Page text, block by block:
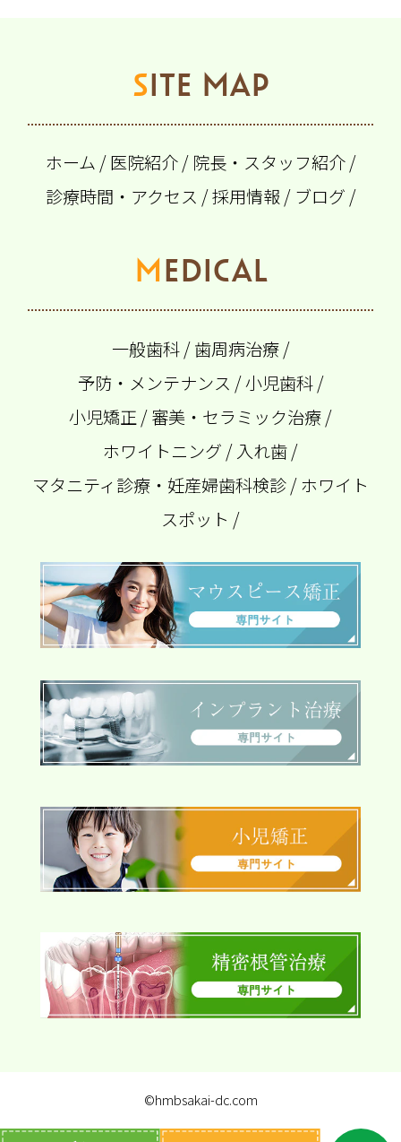
SITE MAP
ホーム /医院紹介/ 院長・スタッフ紹介/
診療時間・アクセス /採用情報 / ブログ /
MEDICAL
一般歯科/歯周病治療/
予防・メンテナンス /小児歯科/
小児矯正 /審美・セラミック治療/
ホワイトニング / 入れ歯/
マタニティ診療・妊産婦歯科検診/ホワイト
スポット /
©hmbsakai-dc.com